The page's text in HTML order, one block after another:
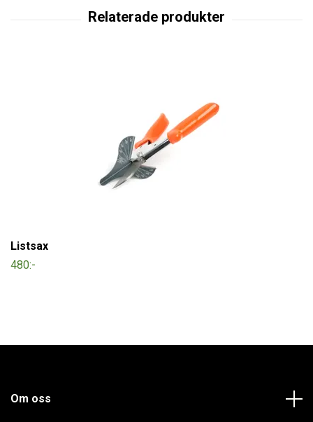
Listsax
480:-
Om oss